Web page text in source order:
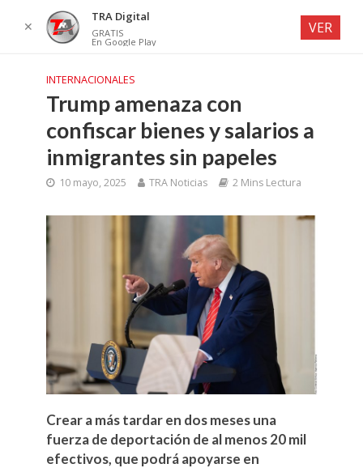
INTERNACIONALES
Trump amenaza con
confiscar bienes y salarios a
inmigrantes sin papeles
10 mayo, 2025 TRA Noticias 2 Mins Lectura
Crear a más tardar en dos meses una
fuerza de deportación de al menos 20 mil
efectivos, que podrá apoyarse en
✕
TRA Digital
GRATIS
En Google Play
VER